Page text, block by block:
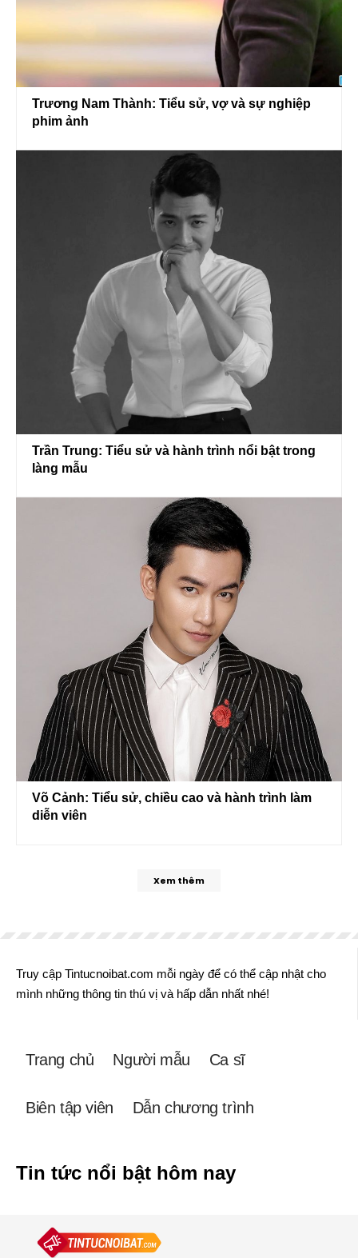
Trương Nam Thành: Tiểu sử, vợ và sự nghiệp
phim ảnh
Trần Trung: Tiểu sử và hành trình nổi bật trong
làng mẫu
Võ Cảnh: Tiểu sử, chiều cao và hành trình làm
diễn viên
Xem thêm
Truy cập Tintucnoibat.com mỗi ngày để có thể cập nhật cho
mình những thông tin thú vị và hấp dẫn nhất nhé!
Trang chủ Người mẫu Ca sĩ
Biên tập viên Dẫn chương trình
Tin tức nổi bật hôm nay